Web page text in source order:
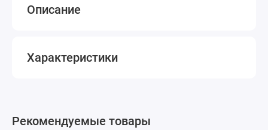
Описание
Характеристики
Рекомендуемые товары